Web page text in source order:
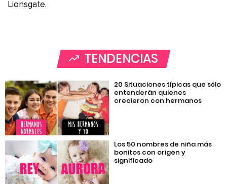
Lionsgate.
TENDENCIAS
20 Situaciones típicas que sólo
entenderán quienes
crecieron con hermanos
Los 50 nombres de niña más
bonitos con origen y
significado